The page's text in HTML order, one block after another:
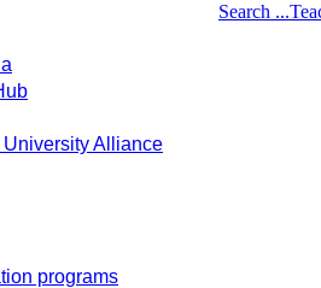
Alliance
programs
Search ...